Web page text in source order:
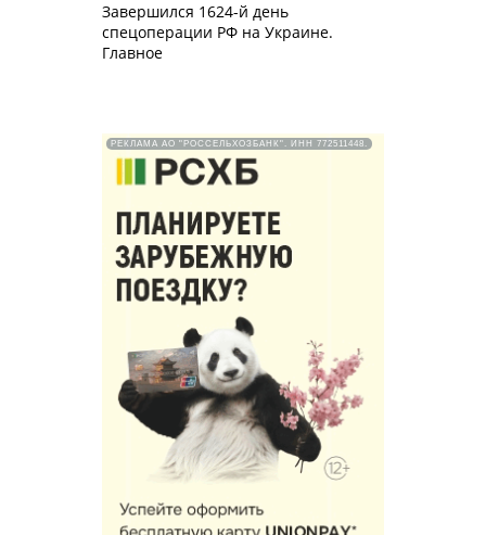
Завершился 1624-й день
спецоперации РФ на Украине.
Главное
РЕКЛАМА АО "РОССЕЛЬХОЗБАНК". ИНН 772511448.